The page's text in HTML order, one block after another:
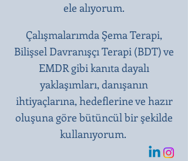
ele alıyorum.
Çalışmalarımda Şema Terapi,
Bilişsel Davranışçı Terapi (BDT) ve
EMDR gibi kanıta dayalı
yaklaşımları, danışanın
ihtiyaçlarına, hedeflerine ve hazır
oluşuna göre bütüncül bir şekilde
kullanıyorum.